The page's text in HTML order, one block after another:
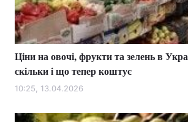
Ціни на овочі, фрукти та зелень в
скільки і що тепер коштує
10:25, 13.04.2026